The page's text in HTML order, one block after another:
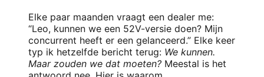
Elke paar maanden vraagt een dealer me:
“Leo, kunnen we een 52V-versie doen? Mijn
concurrent heeft er een gelanceerd.” Elke keer
typ ik hetzelfde bericht terug: We kunnen.
Maar zouden we dat moeten? Meestal is het